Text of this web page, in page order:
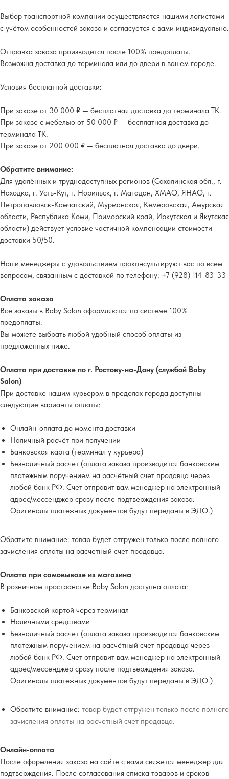
Выбор транспортной компании осуществляется нашими логистами
с учётом особенностей заказа и согласуется с вами индивидуально.
Отправка заказа производится после 100% предоплаты.
Возможна доставка до терминала или до двери в вашем городе.
Условия бесплатной доставки:
При заказе от 30 000 ₽ — бесплатная доставка до терминала ТК.
При заказе с мебелью от 50 000 ₽ — бесплатная доставка до
терминала ТК.
При заказе от 200 000 ₽ — бесплатная доставка до двери.
Обратите внимание:
Для удалённых и труднодоступных регионов (Сахалинская обл., г.
Находка, г. Усть-Кут, г. Норильск, г. Магадан, ХМАО, ЯНАО, г.
Петропавловск-Камчатский, Мурманская, Кемеровская, Амурская
области, Республика Коми, Приморский край, Иркутская и Якутская
области) действует условие частичной компенсации стоимости
доставки 50/50.
Наши менеджеры с удовольствием проконсультируют вас по всем
вопросам, связанным с доставкой по телефону: +7 (928) 114-83-33
Оплата заказа
Все заказы в Baby Salon оформляются по системе 100%
предоплаты.
Вы можете выбрать любой удобный способ оплаты из
предложенных ниже.
Оплата при доставке по г. Ростову-на-Дону (службой Baby
Salon)
При доставке нашим курьером в пределах города доступны
следующие варианты оплаты:
Онлайн-оплата до момента доставки
Наличный расчёт при получении
Банковская карта (терминал у курьера)
Безналичный расчет (оплата заказа производится банковским
платежным поручением на расчётный счет продавца через
любой банк РФ. Счет отправит вам менеджер на электронный
адрес/мессенджер сразу после подтверждения заказа.
Оригиналы платежных документов будут переданы в ЭДО.)
Обратите внимание: товар будет отгружен только после полного
зачисления оплаты на расчетный счет продавца.
Оплата при самовывозе из магазина
В розничном пространстве Baby Salon доступна оплата:
Банковской картой через терминал
Наличными средствами
Безналичный расчет (оплата заказа производится банковским
платежным поручением на расчётный счет продавца через
любой банк РФ. Счет отправит вам менеджер на электронный
адрес/мессенджер сразу после подтверждения заказа.
Оригиналы платежных документов будут переданы в ЭДО.)
Обратите внимание: товар будет отгружен только после полного
зачисления оплаты на расчетный счет продавца.
Онлайн-оплата
После оформления заказа на сайте с вами свяжется менеджер для
подтверждения. После согласования списка товаров и сроков